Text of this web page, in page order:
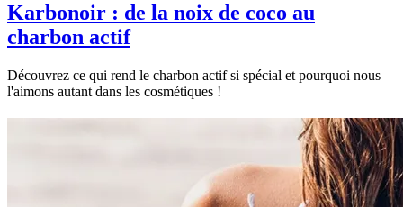
Karbonoir : de la noix de coco au
charbon actif
Découvrez ce qui rend le charbon actif si spécial et pourquoi nous
l'aimons autant dans les cosmétiques !